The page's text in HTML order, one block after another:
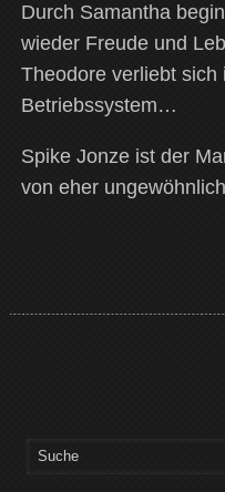
Durch Samantha
wieder Freude und
Theodore verliebt sich
Betriebssystem…
Spike Jonze ist der
von eher